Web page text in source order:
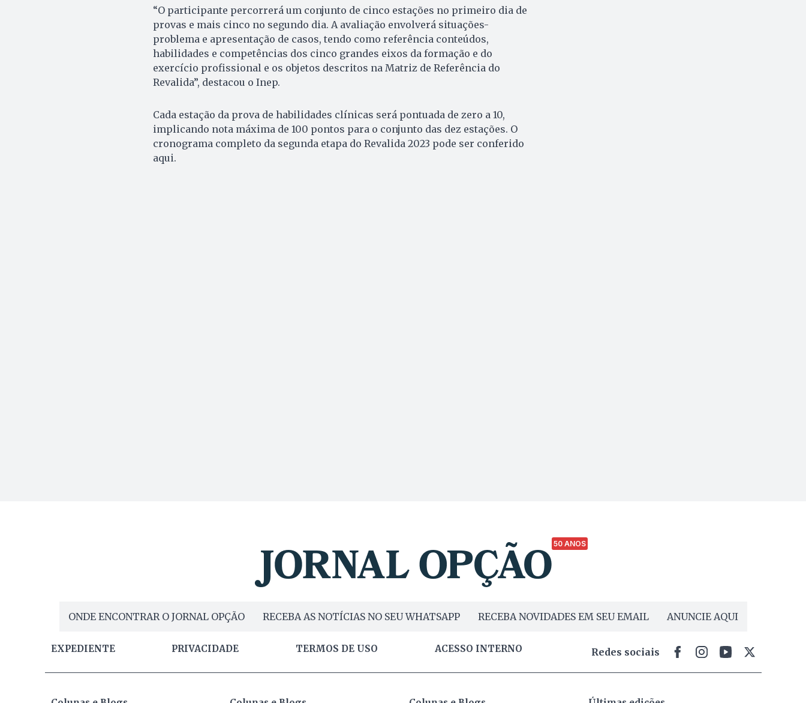
“O participante percorrerá um conjunto de cinco estações no primeiro dia de
provas e mais cinco no segundo dia. A avaliação envolverá situações-
problema e apresentação de casos, tendo como referência conteúdos,
habilidades e competências dos cinco grandes eixos da formação e do
exercício profissional e os objetos descritos na Matriz de Referência do
Revalida”, destacou o Inep.
Cada estação da prova de habilidades clínicas será pontuada de zero a 10,
implicando nota máxima de 100 pontos para o conjunto das dez estações. O
cronograma completo da segunda etapa do Revalida 2023 pode ser conferido
aqui.
50 ANOS
ONDE ENCONTRAR O JORNAL OPÇÃO RECEBA AS NOTÍCIAS NO SEU WHATSAPP RECEBA NOVIDADES EM SEU EMAIL ANUNCIE AQUI
EXPEDIENTE PRIVACIDADE TERMOS DE USO ACESSO INTERNO Redes sociais